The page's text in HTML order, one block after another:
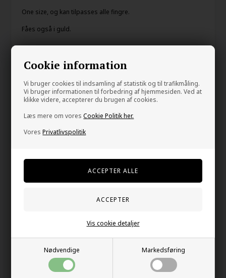
Cookie information
Vi bruger cookies til indsamling af statistik og til trafikmåling.
Vi bruger informationen til forbedring af hjemmesiden. Ved at
klikke videre, accepterer du brugen af cookies.
Læs mere om voresCookie Politik her.
VoresPrivatlivspolitik
Nødvendige Markedsføring
Vis cookie detaljer
One size, og kan tilpasses alle fingre.
Fåes også i guld.
E-mærket webshop
Gratis fragt over kr. 399
1-2 dage levering
60 dage bytte og retur
Kunder købte også